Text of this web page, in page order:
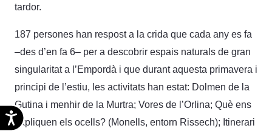
Accesibilidad
tardor.
187 persones han respost a la crida que cada any es fa
–des d’en fa 6– per a descobrir espais naturals de gran
singularitat a l’Empordà i que durant aquesta primavera i
principi de l’estiu, les activitats han estat: Dolmen de la
Gutina i menhir de la Murtra; Vores de l’Orlina; Què ens
expliquen els ocells? (Monells, entorn Rissech); Itinerari